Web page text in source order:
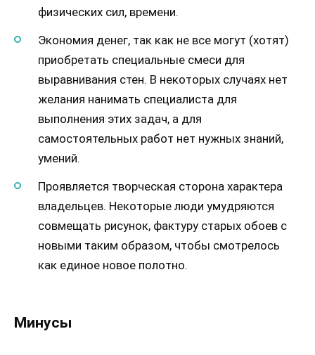
физических сил, времени.
Экономия денег, так как не все могут (хотят)
приобретать специальные смеси для
выравнивания стен. В некоторых случаях нет
желания нанимать специалиста для
выполнения этих задач, а для
самостоятельных работ нет нужных знаний,
умений.
Проявляется творческая сторона характера
владельцев. Некоторые люди умудряются
совмещать рисунок, фактуру старых обоев с
новыми таким образом, чтобы смотрелось
как единое новое полотно.
Минусы